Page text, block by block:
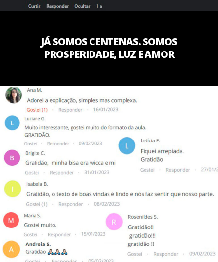
JÁ SOMOS CENTENAS. SOMOS
PROSPERIDADE, LUZ E AMOR